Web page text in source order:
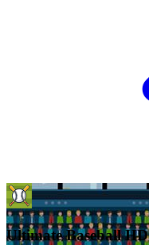
Ultimate Baseball HD